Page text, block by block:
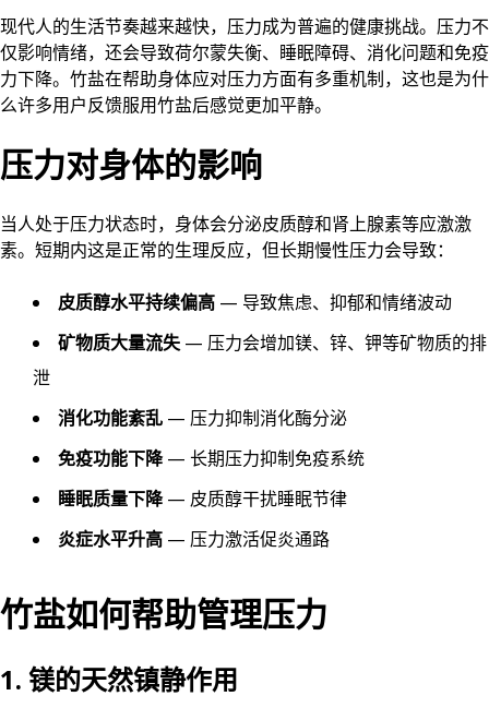
现代人的生活节奏越来越快，压力成为普遍的健康挑战。压力不
仅影响情绪，还会导致荷尔蒙失衡、睡眠障碍、消化问题和免疫
力下降。竹盐在帮助身体应对压力方面有多重机制，这也是为什
么许多用户反馈服用竹盐后感觉更加平静。
压力对身体的影响
当人处于压力状态时，身体会分泌皮质醇和肾上腺素等应激激
素。短期内这是正常的生理反应，但长期慢性压力会导致：
皮质醇水平持续偏高 — 导致焦虑、抑郁和情绪波动
矿物质大量流失 — 压力会增加镁、锌、钾等矿物质的排
泄
消化功能紊乱 — 压力抑制消化酶分泌
免疫功能下降— 长期压力抑制免疫系统
睡眠质量下降— 皮质醇干扰睡眠节律
炎症水平升高 — 压力激活促炎通路
竹盐如何帮助管理压力
1. 镁的天然镇静作用